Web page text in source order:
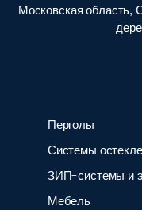
Перголы
Системы
ЗИП-системы и
Мебель
Московская область,